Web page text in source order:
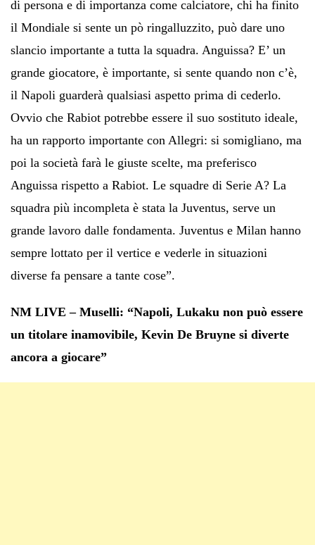
di persona e di importanza come calciatore, chi ha finito
il Mondiale si sente un pò ringalluzzito, può dare uno
slancio importante a tutta la squadra. Anguissa? E’ un
grande giocatore, è importante, si sente quando non c’è,
il Napoli guarderà qualsiasi aspetto prima di cederlo.
Ovvio che Rabiot potrebbe essere il suo sostituto ideale,
ha un rapporto importante con Allegri: si somigliano, ma
poi la società farà le giuste scelte, ma preferisco
Anguissa rispetto a Rabiot. Le squadre di Serie A? La
squadra più incompleta è stata la Juventus, serve un
grande lavoro dalle fondamenta. Juventus e Milan hanno
sempre lottato per il vertice e vederle in situazioni
diverse fa pensare a tante cose”.
NM LIVE – Muselli: “Napoli, Lukaku non può essere
un titolare inamovibile, Kevin De Bruyne si diverte
ancora a giocare”